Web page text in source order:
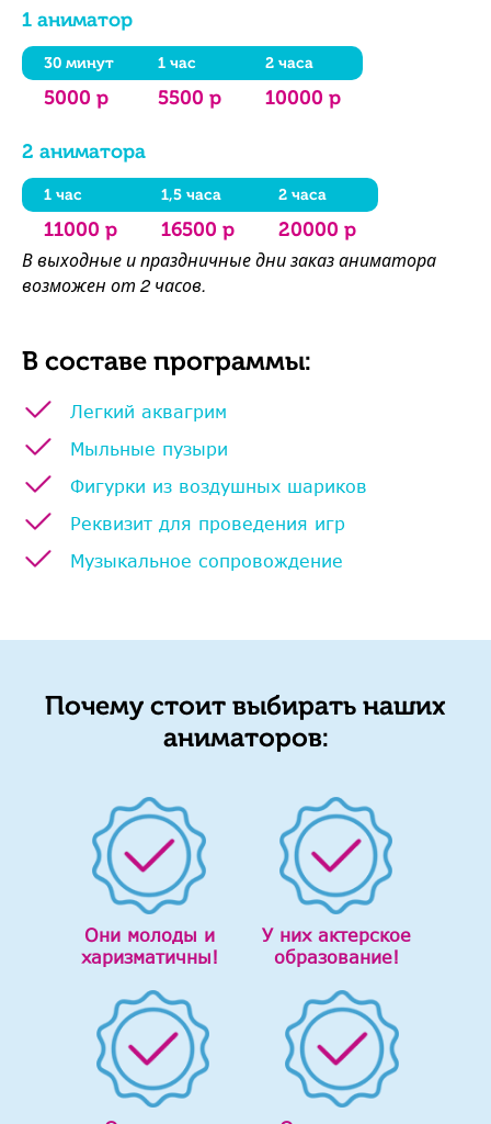
1 аниматор
30 минут 1 час 2 часа
5000 р 5500 р 10000 р
2 аниматора
1 час 1,5 часа 2 часа
11000 р 16500 р 20000 р
В выходные и праздничные дни заказ аниматора
возможен от 2 часов.
В составе программы:
Легкий аквагрим
Мыльные пузыри
Фигурки из воздушных шариков
Реквизит для проведения игр
Музыкальное сопровождение
Почему стоит выбирать наших
аниматоров:
Они молоды и
харизматичны!
У них актерское
образование!